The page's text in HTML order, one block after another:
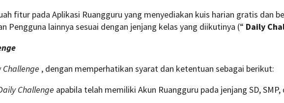
fitur pada Aplikasi Ruangguru yang menyediakan kuis harian gratis dan
Pengguna lainnya sesuai dengan jenjang kelas yang diikutinya (“ Daily
Challenge , dengan memperhatikan syarat dan ketentuan sebagai berikut:
Challenge apabila telah memiliki Akun Ruangguru pada jenjang SD, SMP,